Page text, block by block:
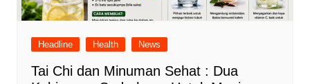
Headline Health News
Tai Chi dan Minuman Sehat : Dua